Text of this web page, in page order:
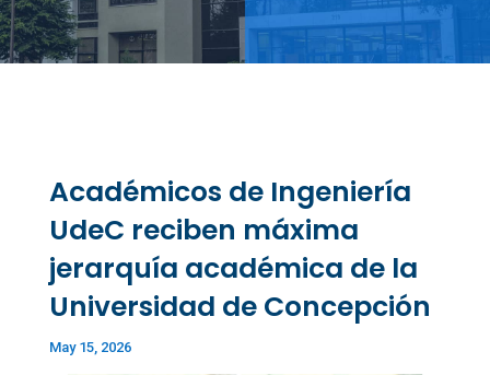
Académicos de Ingeniería
UdeC reciben máxima
jerarquía académica de la
Universidad de Concepción
May 15, 2026